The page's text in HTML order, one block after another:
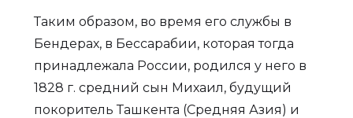
Таким образом, во время его службы в
Бендерах, в Бессарабии, которая тогда
принадлежала России, родился у него в
1828 г. средний сын Михаил, будущий
покоритель Ташкента (Средняя Азия) и